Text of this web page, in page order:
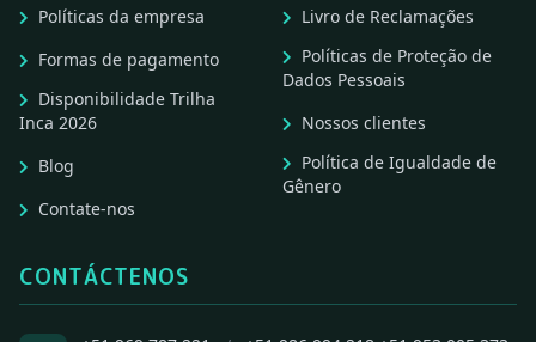
Políticas da empresa
Formas de pagamento
Disponibilidade Trilha
Inca 2026
Blog
Contate-nos
Livro de Reclamações
Políticas de Proteção de
Dados Pessoais
Nossos clientes
Política de Igualdade de
Gênero
CONTÁCTENOS